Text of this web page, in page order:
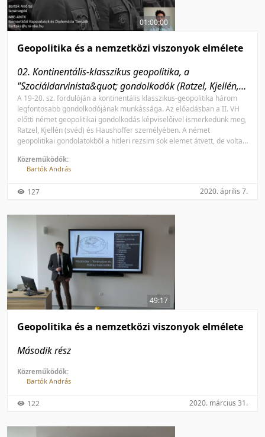
01:00:00
Geopolitika és a nemzetközi viszonyok elmélete
02. Kontinentális-klasszikus geopolitika, a
"Szociáldarvinista&q­uot; gondolkodók (Ratzel, Kjellén,
Haushoffer)
A 19-20. sz. fordulóján a kontinentális klasszikus-geopolitika három
legfontosabb gondolkodójának munkássága. Az előadásban a II. VH
előtti német geopolitikai gondolkodás képviselőivel ismerkedünk meg,
Ratzel, Kjellén (svéd) és Haushoffer személyében. A német
geopolitikai gondolatokból a hitleri rezsim sok elemet átvett, de voltak
között.
Közreműködők:
Bartók András
127 2020. április 7.
49:17
Geopolitika és a nemzetközi viszonyok elmélete
Második rész
Közreműködők:
Bartók András
122 2020. március 31.